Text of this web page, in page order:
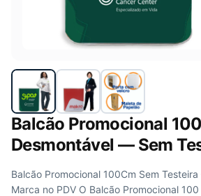
Balcão Promocional
Desmontável — Sem
Balcão Promocional 100Cm Sem
Marca no PDV O Balcão Promocional